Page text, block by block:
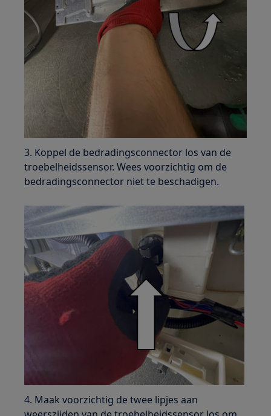
3. Koppel de bedradingsconnector los van de
troebelheidssensor. Wees voorzichtig om de
bedradingsconnector niet te beschadigen.
4. Maak voorzichtig de twee lipjes aan